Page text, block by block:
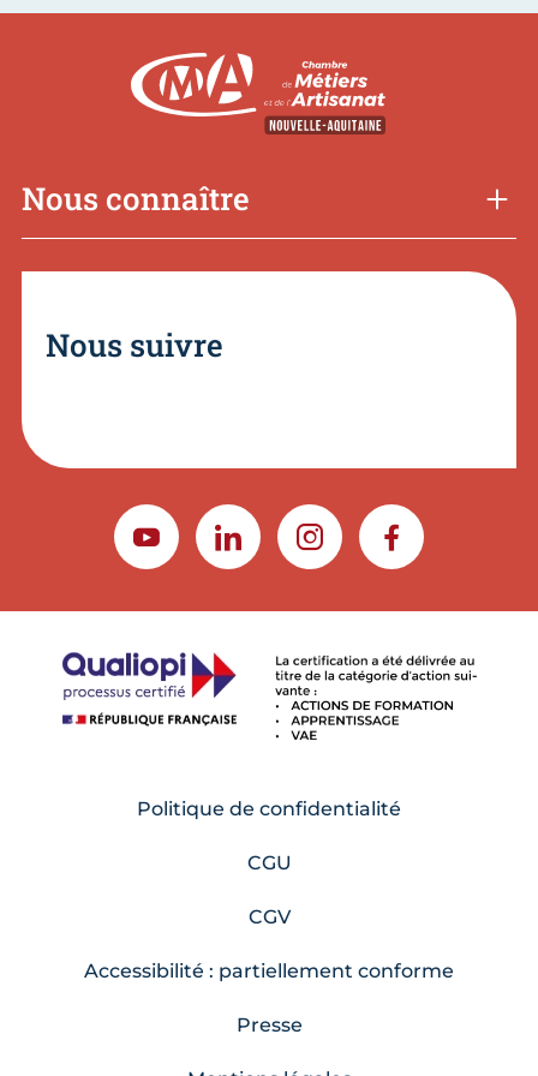
Nous connaître
Nous suivre
YOUTUBELINKEDININSTAGRAMFACEBOOK
Politique de confidentialité
CGU
CGV
Accessibilité : partiellement conforme
Presse